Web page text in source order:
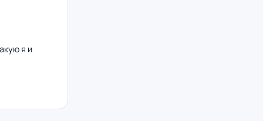
я и